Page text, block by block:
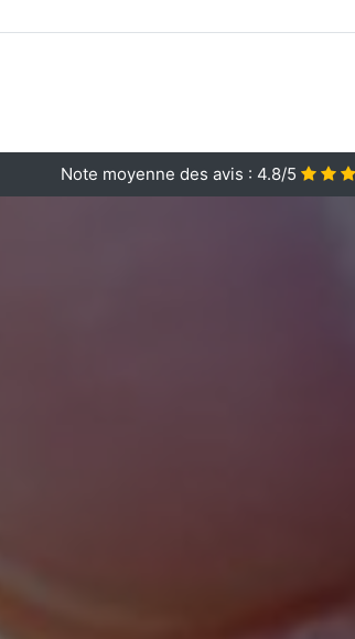
Note moyenne des avis : 4.8/5